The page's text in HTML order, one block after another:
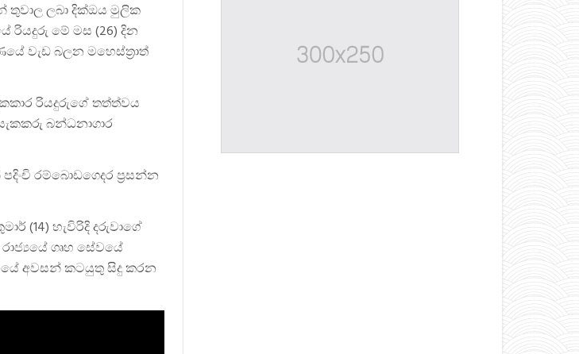
තුවාල ලබා දික්ඔය මුලික
රියදුරු මේ මස (26) දින
වැඩ බලන මහෙස්ත්‍රාත්
රියදුරුගේ තත්ත්වය
බන්ධනාගාර
රම්බොඩගෙදර ප්‍රසන්න
(14) හැවිරිදි දරුවාගේ
ගෘහ සේවයේ
අවසන් කටයුතු සිදු කරන